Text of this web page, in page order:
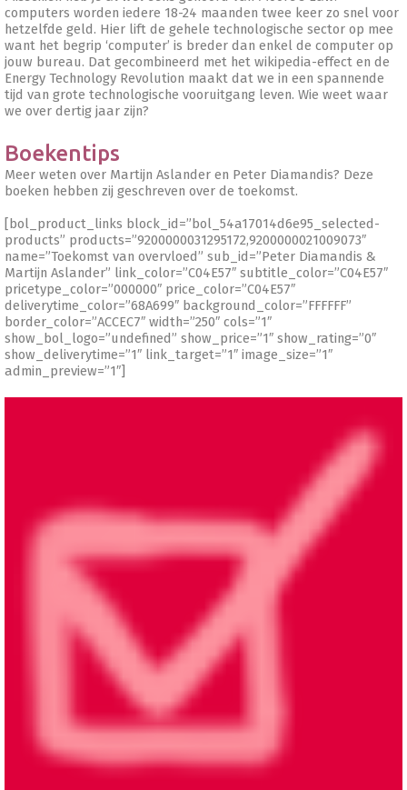
computers worden iedere 18-24 maanden twee keer zo snel voor
hetzelfde geld. Hier lift de gehele technologische sector op mee
want het begrip ‘computer’ is breder dan enkel de computer op
jouw bureau. Dat gecombineerd met het wikipedia-effect en de
Energy Technology Revolution maakt dat we in een spannende
tijd van grote technologische vooruitgang leven. Wie weet waar
we over dertig jaar zijn?
Boekentips
Meer weten over Martijn Aslander en Peter Diamandis? Deze
boeken hebben zij geschreven over de toekomst.
[bol_product_links block_id=”bol_54a17014d6e95_selected-
products” products=”9200000031295172,9200000021009073″
name=”Toekomst van overvloed” sub_id=”Peter Diamandis &
Martijn Aslander” link_color=”C04E57″ subtitle_color=”C04E57″
pricetype_color=”000000″ price_color=”C04E57″
deliverytime_color=”68A699″ background_color=”FFFFFF”
border_color=”ACCEC7″ width=”250″ cols=”1″
show_bol_logo=”undefined” show_price=”1″ show_rating=”0″
show_deliverytime=”1″ link_target=”1″ image_size=”1″
admin_preview=”1″]